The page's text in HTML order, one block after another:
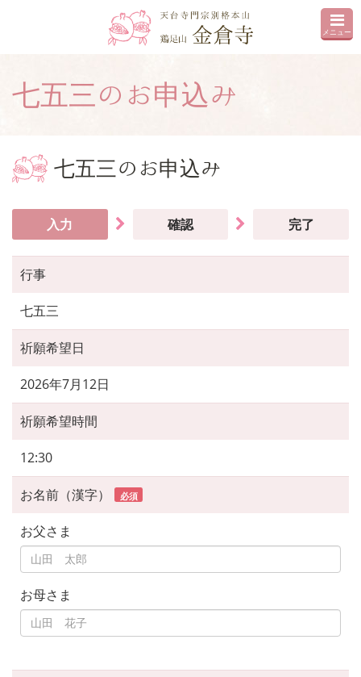
メニュー
七五三のお申込み
七五三のお申込み
入力 確認 完了
行事
七五三
祈願希望日
2026年7月12日
祈願希望時間
12:30
お名前（漢字） 必須
お父さま
お母さま